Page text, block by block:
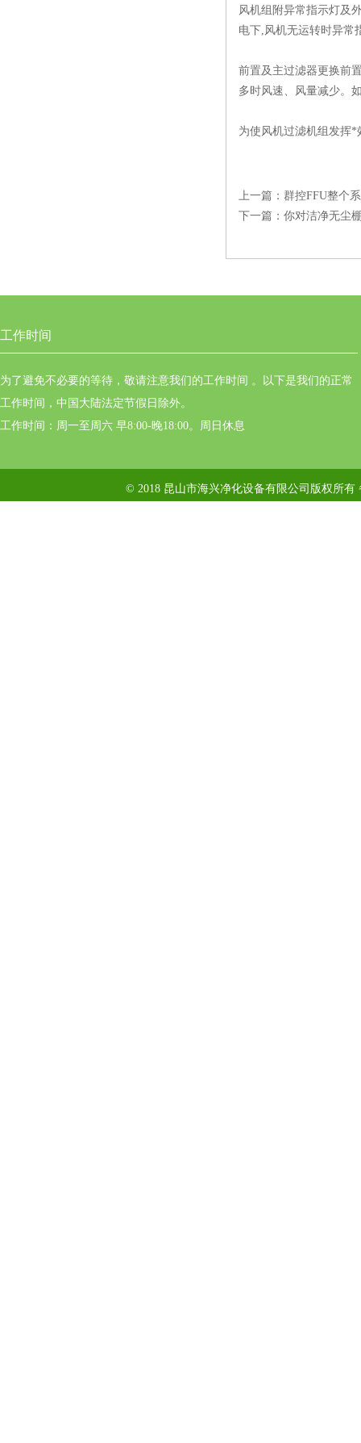
风机组附异常指示灯及
电下,风机无运转时异常
前置及主过滤器更换前
多时风速、风量减少。
为使风机过滤机组发挥*
上一篇： 群控FFU整个
下一篇： 你对洁净无尘
工作时间
为了避免不必要的等待，敬请注意我们的工作时间 。以下是我们的正常
工作时间，中国大陆法定节假日除外。
工作时间：周一至周六 早8:00-晚18:00。周日休息
© 2018 昆山市海兴净化设备有限公司版权所有